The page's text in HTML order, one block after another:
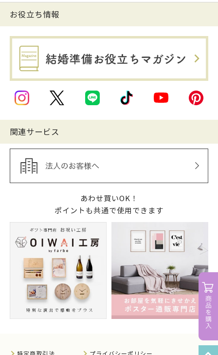
お役立ち情報
関連サービス
あわせ買いOK！
ポイントも共通で使用できます